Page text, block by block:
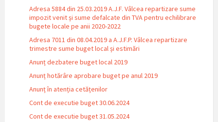
Adresa 5884 din 25.03.2019 A.J.F. Vâlcea repartizare sume
impozit venit și sume defalcate din TVA pentru echilibrare
bugete locale pe anii 2020-2022
Adresa 7011 din 08.04.2019 a A.J.F.P. Vâlcea repartizare
trimestre sume buget local și estimări
Anunț dezbatere buget local 2019
Anunț hotărâre aprobare buget pe anul 2019
Anunț în atenția cetățenilor
Cont de executie buget 30.06.2024
Cont de executie buget 31.05.2024